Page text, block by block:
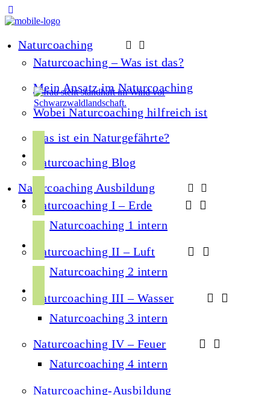
Naturcoaching
Naturcoaching – Was ist das?
Mein Ansatz im Naturcoaching
Wobei Naturcoaching hilfreich ist
Was ist ein Naturgefährte?
Naturcoaching Blog
Naturcoaching Ausbildung
Naturcoaching I – Erde
Naturcoaching 1 intern
Naturcoaching II – Luft
Naturcoaching 2 intern
Naturcoaching III – Wasser
Naturcoaching 3 intern
Naturcoaching IV – Feuer
Naturcoaching 4 intern
Naturcoaching-Ausbildung
c
e
o
k
s
g
a
m
u
o
i